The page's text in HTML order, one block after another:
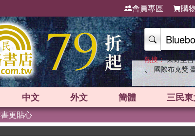
會員專區 購
熱搜： 東野圭吾
、 國際布克獎
中文 外文 簡體 三民
更貼心